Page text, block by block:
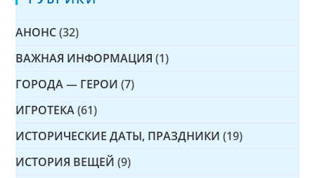
АНОНС (32)
ВАЖНАЯ ИНФОРМАЦИЯ (1)
ГОРОДА — ГЕРОИ (7)
ИГРОТЕКА (61)
ИСТОРИЧЕСКИЕ ДАТЫ, ПРАЗДНИКИ (19)
ИСТОРИЯ ВЕЩЕЙ (9)